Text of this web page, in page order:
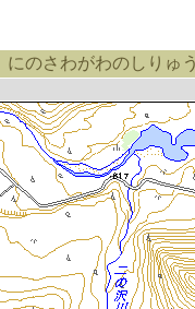
にのさわがわのしりゅ